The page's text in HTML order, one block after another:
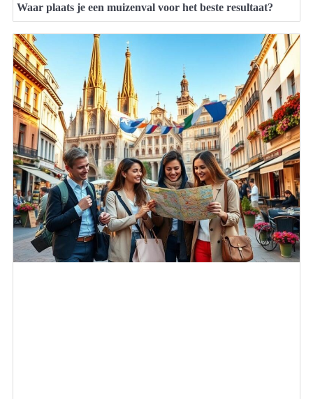
Waar plaats je een muizenval voor het beste resultaat?